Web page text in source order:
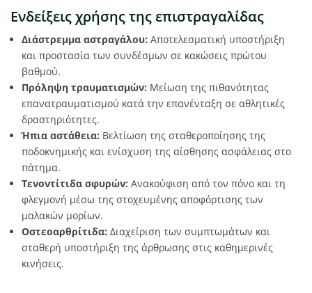
Ενδείξεις χρήσης της επιστραγαλίδας
Διάστρεμμα αστραγάλου: Αποτελεσματική υποστήριξη
και προστασία των συνδέσμων σε κακώσεις πρώτου
βαθμού.
Πρόληψη τραυματισμών: Μείωση της πιθανότητας
επανατραυματισμού κατά την επανένταξη σε αθλητικές
δραστηριότητες.
Ήπια αστάθεια: Βελτίωση της σταθεροποίησης της
ποδοκνημικής και ενίσχυση της αίσθησης ασφάλειας στο
πάτημα.
Τενοντίτιδα σφυρών: Ανακούφιση από τον πόνο και τη
φλεγμονή μέσω της στοχευμένης αποφόρτισης των
μαλακών μορίων.
Οστεοαρθρίτιδα: Διαχείριση των συμπτωμάτων και
σταθερή υποστήριξη της άρθρωσης στις καθημερινές
κινήσεις.